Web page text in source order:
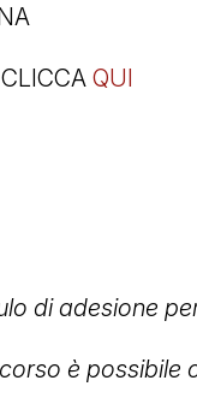
CLICCA QUI
di adesione
è